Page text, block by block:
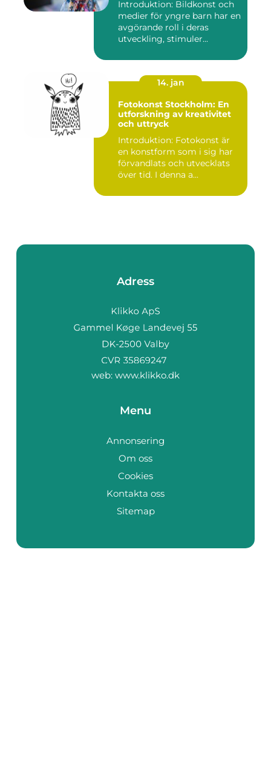
Introduktion: Bildkonst och
medier för yngre barn har en
avgörande roll i deras
utveckling, stimuler...
14. jan
Fotokonst Stockholm: En
utforskning av kreativitet
och uttryck
Introduktion: Fotokonst är
en konstform som i sig har
förvandlats och utvecklats
över tid. I denna a...
Adress
web: www.klikko.dk
Menu
Annonsering
Om oss
Cookies
Kontakta oss
Sitemap